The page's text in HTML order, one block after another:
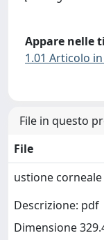
Appare nelle
1.01 Articolo
File in questo
File
ustione
Descrizione: pdf
Dimensione